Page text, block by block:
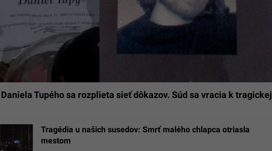
Tupého sa rozplieta sieť dôkazov. Súd sa vracia k tragickej
Tragédia u našich susedov: Smrť malého chlapca otriasla
mestom